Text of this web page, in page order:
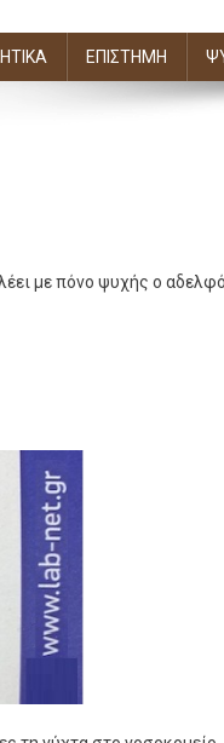
ΕΠΙΣΤΗΜΗ
με πόνο ψυχής ο